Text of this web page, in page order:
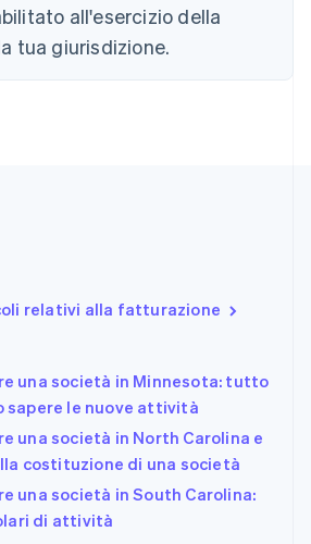
all'esercizio della
tua giurisdizione.
relativi alla fatturazione
una società in Minnesota: tutto
sapere le nuove attività
una società in North Carolina e
costituzione di una società
una società in South Carolina:
di attività